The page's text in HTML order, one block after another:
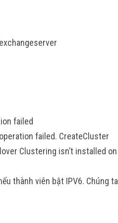
failed
failed. CreateCluster
Clustering isn’t installed on
thành viên bật IPV6. Chúng ta